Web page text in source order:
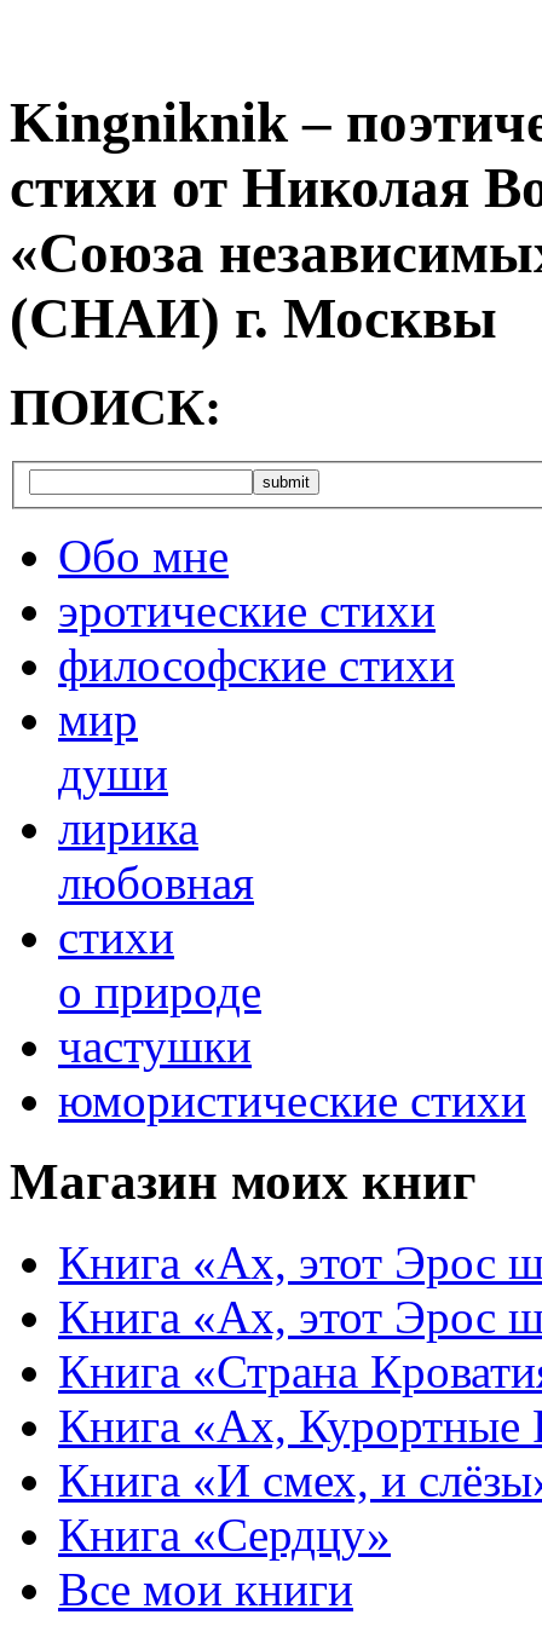
Kingniknik –
стихи от Николая
«Союза
(СНАИ) г. Москвы
ПОИСК:
Обо мне
эротические стихи
философские стихи
мир
души
лирика
любовная
cтихи
о природе
частушки
юмористические стихи
Магазин моих книг
Книга «Ах, этот Эрос
Книга «Ах, этот Эрос
Книга «Страна
Книга «Ах,
Книга «И смех, и
Книга «Сердцу»
Все мои книги